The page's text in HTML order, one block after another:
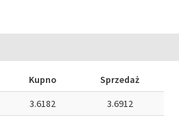
Kupno
Sprzedaż
3.6182
3.6912